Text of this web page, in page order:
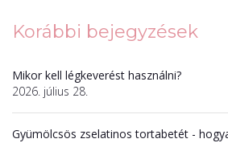
Korábbi bejegyzések
Mikor kell légkeverést használni?
2026. július 28.
Gyümölcsös zselatinos tortabetét -